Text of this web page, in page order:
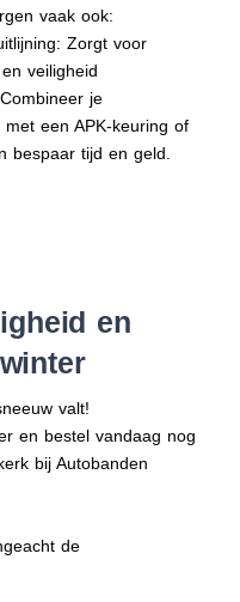
vaak ook:
Zorgt voor
veiligheid
je
met een APK-keuring of
bespaar tijd en geld.
en
valt!
en bestel vandaag nog
bij Autobanden
de